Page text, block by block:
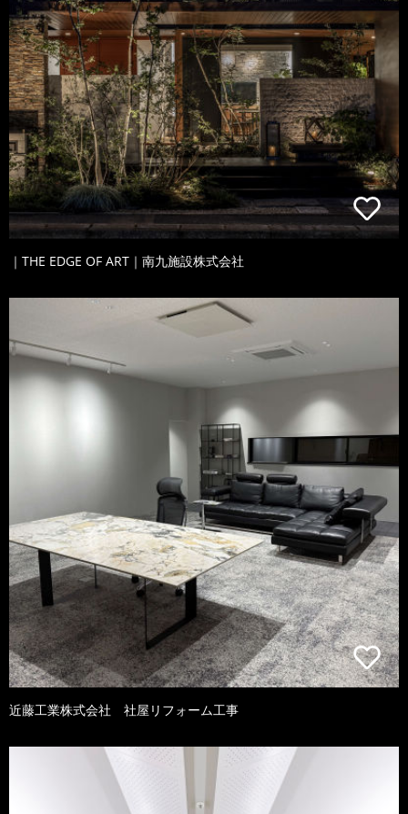
｜THE EDGE OF ART｜南九施設株式会社
近藤工業株式会社 社屋リフォーム工事